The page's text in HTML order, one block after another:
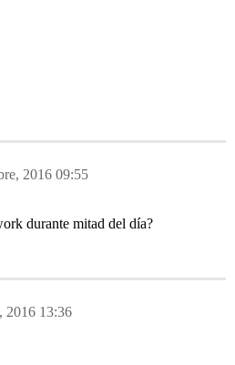
2016 09:55
durante mitad del día?
2016 13:36